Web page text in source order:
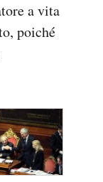
a vita
poiché